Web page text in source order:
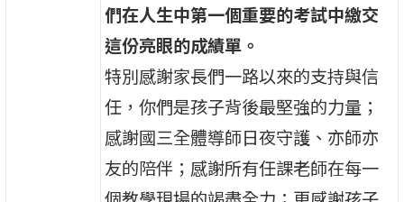
們在人生中第一個重要的考試中繳交
這份亮眼的成績單。
特別感謝家長們一路以來的支持與信
任，你們是孩子背後最堅強的力量；
感謝國三全體導師日夜守護、亦師亦
友的陪伴；感謝所有任課老師在每一